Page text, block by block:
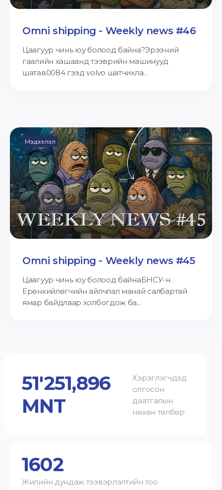
Omni shipping - Weekly news #46
Цаагуур чинь юу болоод байна?Эрээний
гаалийн хашаанд тээврийн машинууд
шатав0084 гээд volvo шатчихла...
Мэдээлэл
Omni shipping - Weekly news #45
Цаагуур чинь юу болоод байнаБНСУ-н
Ерөнхийлөгчийн айлчлал манай салбартай
ямар байдлаар холбогдож ба...
51'251,896
MNT
Хэрэглэгчдэд
олгосон
даатгалын
нөхөн төлбөр
1602
Жилийн дундаж тээвэрлэлтийн тоо